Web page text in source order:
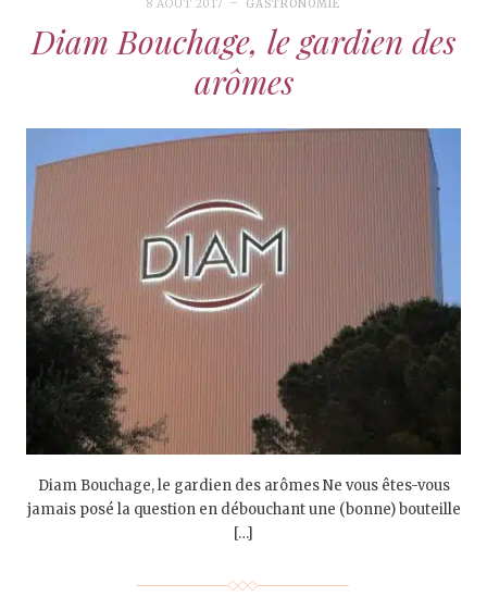
8 AOÛT 2017 GASTRONOMIE
Diam Bouchage, le gardien des
arômes
Diam Bouchage, le gardien des arômes Ne vous êtes-vous
jamais posé la question en débouchant une (bonne) bouteille
[…]